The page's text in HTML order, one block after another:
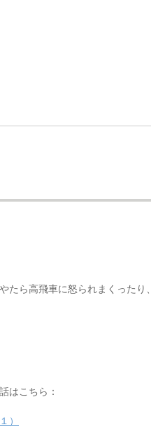
たら高飛車に怒られまくったり、
はこちら：
）